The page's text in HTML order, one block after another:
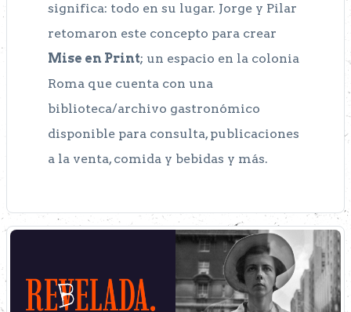
significa: todo en su lugar. Jorge y Pilar
retomaron este concepto para crear
Mise en Print; un espacio en la colonia
Roma que cuenta con una
biblioteca/archivo gastronómico
disponible para consulta, publicaciones
a la venta, comida y bebidas y más.